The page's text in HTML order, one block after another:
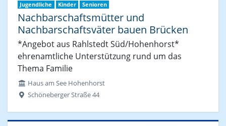
Jugendliche
Kinder Senioren
Nachbarschaftsmütter und
Nachbarschaftsväter bauen Brücken
*Angebot aus Rahlstedt Süd/Hohenhorst*
ehrenamtliche Unterstützung rund um das
Thema Familie
Haus am See Hohenhorst
Schöneberger Straße 44